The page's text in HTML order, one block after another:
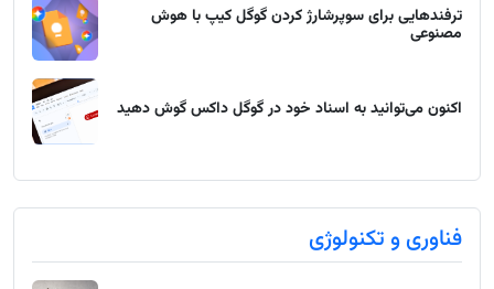
ترفندهایی برای سوپرشارژ کردن گوگل کیپ با هوش
مصنوعی
اکنون می‌توانید به اسناد خود در گوگل داکس گوش دهید
فناوری و تکنولوژی